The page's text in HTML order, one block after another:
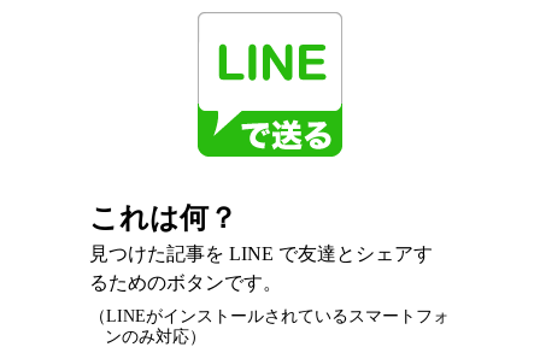
これは何？
見つけた記事を LINE で友達とシェアす
るためのボタンです。
（LINEがインストールされているスマートフォ
ンのみ対応）